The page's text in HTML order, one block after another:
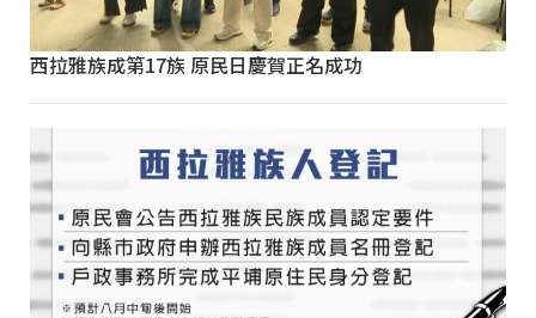
西拉雅族成第17族 原民日慶賀正名成功